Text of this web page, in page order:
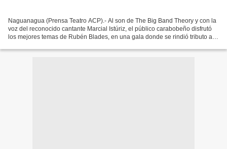
Naguanagua (Prensa Teatro ACP).- Al son de The Big Band Theory y con la
voz del reconocido cantante Marcial Istúriz, el público carabobeño disfrutó
los mejores temas de Rubén Blades, en una gala donde se rindió tributo a